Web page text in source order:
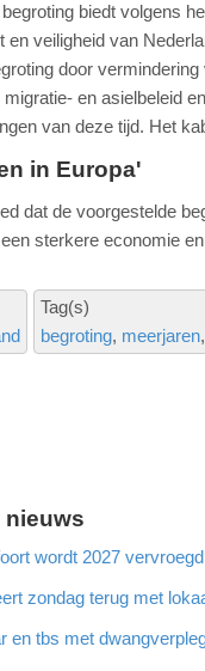
biedt volgens
en veiligheid van
door
en asielbeleid
van deze tijd. Het
in Europa'
dat de voorgestelde
sterkere economie
Tag(s)
begroting meerjaren
nieuws
wordt 2027
zondag terug met
en tbs met